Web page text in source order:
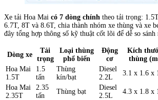
Xe tải Hoa Mai có 7 dòng chính theo tải trọng:
6.7T, 8T và 8.6T, chia thành nhóm xe thùng và xe
đây tổng hợp thông số kỹ thuật cốt lõi để dễ so sánh
Dòng xe
Tải
trọng
Loại thùng
phổ biến
Động
cơ
Kích
thùng
Hoa Mai
1.5T
1.5
tấn
Thùng
kín/bạt
Diesel
2.2L
3.1 x 1.6 x
Hoa Mai
2.35T
2.35
tấn
Thùng bạt
Diesel
2.5L
4.3 x 1.8 x